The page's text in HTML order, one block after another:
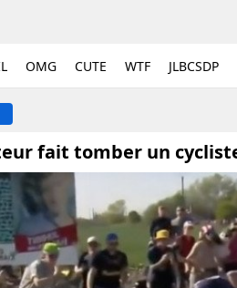
OMG CUTE WTF JLBCSDP
fait tomber un